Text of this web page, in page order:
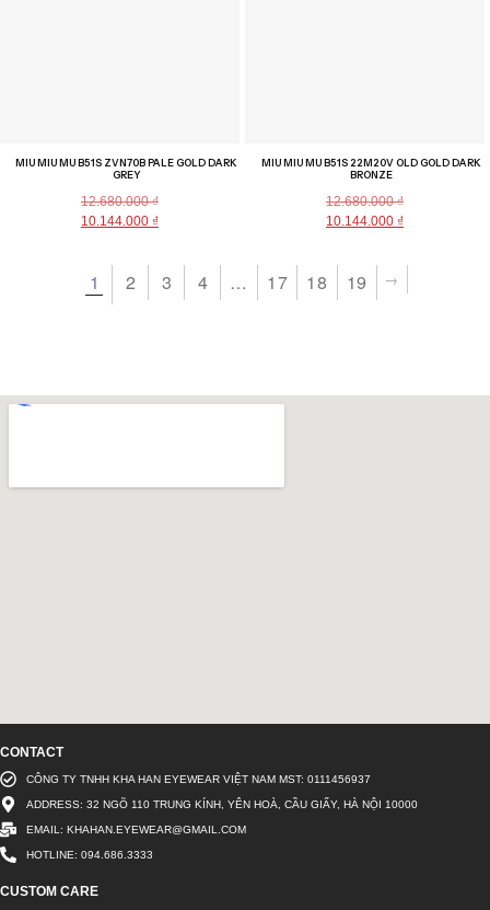
MIU MIU MU B51S ZVN70B PALE GOLD DARK
GREY
12.680.000₫
10.144.000 ₫
MIU MIU MU B51S 22M20V OLD GOLD DARK
BRONZE
12.680.000₫
10.144.000 ₫
1 2 3 4 … 17 18 19 →
CONTACT
CÔNG TY TNHH KHA HAN EYEWEAR VIỆT NAM MST: 0111456937
ADDRESS: 32 NGÕ 110 TRUNG KÍNH, YÊN HOÀ, CẦU GIẤY, HÀ NỘI 10000
EMAIL: KHAHAN.EYEWEAR@GMAIL.COM
HOTLINE: 094.686.3333
CUSTOM CARE